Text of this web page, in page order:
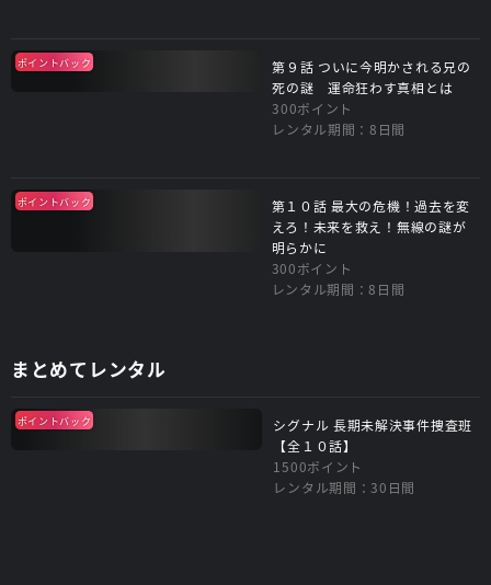
ポイントバック
第９話 ついに今明かされる兄の
死の謎 運命狂わす真相とは
300ポイント
レンタル期間：8日間
ポイントバック
第１０話 最大の危機！過去を変
えろ！未来を救え！無線の謎が
明らかに
300ポイント
レンタル期間：8日間
まとめてレンタル
ポイントバック
シグナル 長期未解決事件捜査班
【全１０話】
1500ポイント
レンタル期間：30日間